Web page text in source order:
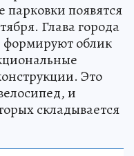
появятся
Глава города
формируют облик
Это
и
складывается